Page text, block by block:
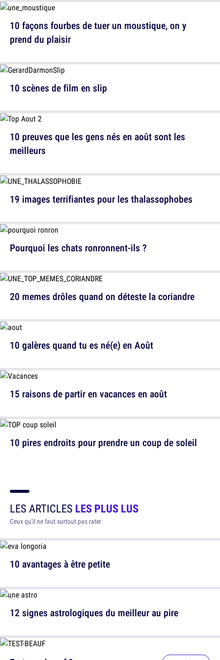
10 scènes de film en slip
19 images terrifiantes pour les thalassophobes
20 memes drôles quand on déteste la coriandre
15 raisons de partir en vacances en août
10 façons fourbes de tuer un moustique, on y
prend du plaisir
10 preuves que les gens nés en août sont les
meilleurs
Pourquoi les chats ronronnent-ils ?
10 galères quand tu es né(e) en Août
10 pires endroits pour prendre un coup de soleil
LES ARTICLES LES PLUS LUS
Ceux qu'il ne faut surtout pas rater
10 avantages à être petite
12 signes astrologiques du meilleur au pire